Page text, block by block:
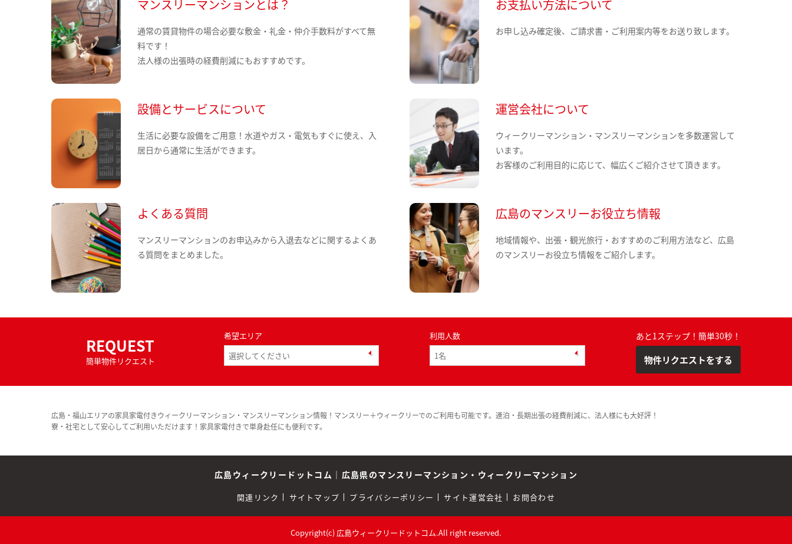
マンスリーマンションとは？
通常の賃貸物件の場合必要な敷金・礼金・仲介手数料がすべて無
料です！
法人様の出張時の経費削減にもおすすめです。
お支払い方法について
お申し込み確定後、ご請求書・ご利用案内等をお送り致します。
設備とサービスについて
生活に必要な設備をご用意！水道やガス・電気もすぐに使え、入
居日から通常に生活ができます。
運営会社について
ウィークリーマンション・マンスリーマンションを多数運営して
います。
お客様のご利用目的に応じて、幅広くご紹介させて頂きます。
よくある質問
マンスリーマンションのお申込みから入退去などに関するよくあ
る質問をまとめました。
広島のマンスリーお役立ち情報
地域情報や、出張・観光旅行・おすすめのご利用方法など、広島
のマンスリーお役立ち情報をご紹介します。
REQUEST
簡単物件リクエスト
希望エリア 利用人数 あと1ステップ！簡単30秒！
物件リクエストをする
広島・福山エリアの家具家電付きウィークリーマンション・マンスリーマンション情報！マンスリー＋ウィークリーでのご利用も可能です。連泊・長期出張の経費削減に、法人様にも大好評！
寮・社宅として安心してご利用いただけます！家具家電付きで単身赴任にも便利です。
広島ウィークリードットコム ｜ 広島県のマンスリーマンション・ウィークリーマンション
関連リンク サイトマップ プライバシーポリシー サイト運営会社 お問合わせ
Copyright(c) 広島ウィークリードットコム.All right reserved.